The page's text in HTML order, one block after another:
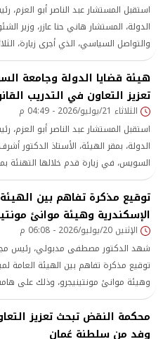
استقبل المستشار عبد الناصر أبو العزم،
الدولة، المستشار هاني حنا عازر، وزير
لتقديم التهنئة بمناسبة توليه رئاسة
هيئة قضايا الدولة وجامعة
تعزيز التعاون في التدريب
الثلاثاء 21/يوليو/2026 - 04:49 م
استقبل المستشار عبد الناصر أبو العزم،
الدولة، بمقر الهيئة، الأستاذ الدكتور
السويس، في زيارة قدم خلالها التهنئة
الهيئة، كما تناول اللقاء سبل دعم
توقيع مذكرة تفاهم بين الهيئة
الإسكندرية وهيئة موانئ
الإثنين 20/يوليو/2026 - 06:08 م
شهد الدكتور مصطفى مدبولي، رئيس
توقيع مذكرة تفاهم بين الهيئة العامة
وهيئة موانئ مونتينيجرو، وذلك على
التي يقوم بها الرئيس ياكوف
الجبل الأسود مونتينيجرو ، إلى جمهورية
خطوة
محكمة النقض تبحث تعزيز
وفد من سلطنة عُمان